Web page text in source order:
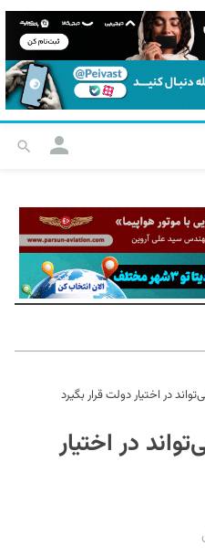
در اختیار دولت قرار بگیرد
در اختیار